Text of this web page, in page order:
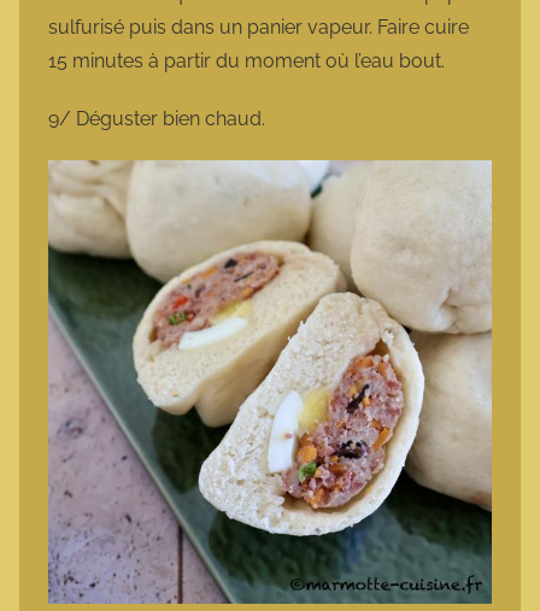
sulfurisé puis dans un panier vapeur. Faire cuire
15 minutes à partir du moment où l’eau bout.
9/ Déguster bien chaud.